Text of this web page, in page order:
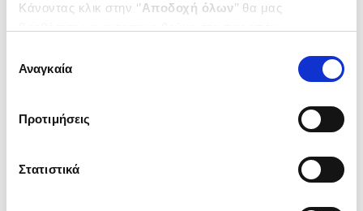
Κάνοντας κλικ στην ‘’Αποδοχή όλων’’ θα μας
ενδιαφέρουν και να επιλέξετε από τα παρακάτω με την
΄΄και να ενημερωθείτε σχετικά με
συγκατάθεσης
Αναγκαία
Προτιμήσεις
Στατιστικά